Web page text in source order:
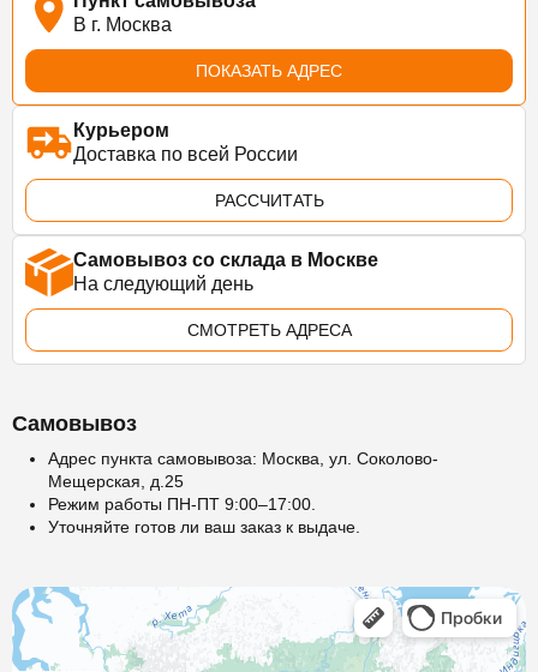
В г. Москва
ПОКАЗАТЬ АДРЕС
Курьером
Доставка по всей России
РАССЧИТАТЬ
Самовывоз со склада в Москве
На следующий день
СМОТРЕТЬ АДРЕСА
Самовывоз
Адрес пункта самовывоза: Москва, ул. Соколово-
Мещерская, д.25
Режим работы ПН-ПТ 9:00–17:00.
Уточняйте готов ли ваш заказ к выдаче.